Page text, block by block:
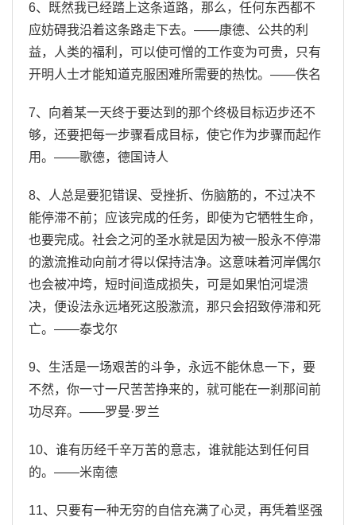
6、既然我已经踏上这条道路，那么，任何东西都不
应妨碍我沿着这条路走下去。——康德、公共的利
益，人类的福利，可以使可憎的工作变为可贵，只有
开明人士才能知道克服困难所需要的热忱。——佚名
7、向着某一天终于要达到的那个终极目标迈步还不
够，还要把每一步骤看成目标，使它作为步骤而起作
用。——歌德，德国诗人
8、人总是要犯错误、受挫折、伤脑筋的，不过决不
能停滞不前；应该完成的任务，即使为它牺牲生命，
也要完成。社会之河的圣水就是因为被一股永不停滞
的激流推动向前才得以保持洁净。这意味着河岸偶尔
也会被冲垮，短时间造成损失，可是如果怕河堤溃
决，便设法永远堵死这股激流，那只会招致停滞和死
亡。——泰戈尔
9、生活是一场艰苦的斗争，永远不能休息一下，要
不然，你一寸一尺苦苦挣来的，就可能在一刹那间前
功尽弃。——罗曼·罗兰
10、谁有历经千辛万苦的意志，谁就能达到任何目
的。——米南德
11、只要有一种无穷的自信充满了心灵，再凭着坚强